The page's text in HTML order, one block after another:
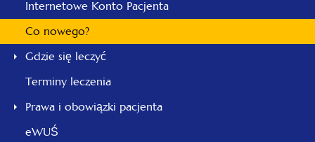
Internetowe Konto Pacjenta
Co nowego?
Gdzie się leczyć
Terminy leczenia
Prawa i obowiązki pacjenta
eWUŚ